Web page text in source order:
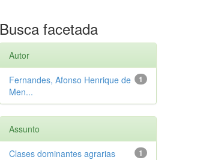
Busca facetada
Autor
1
Fernandes, Afonso Henrique de
Men...
Assunto
1
Clases dominantes agrarias